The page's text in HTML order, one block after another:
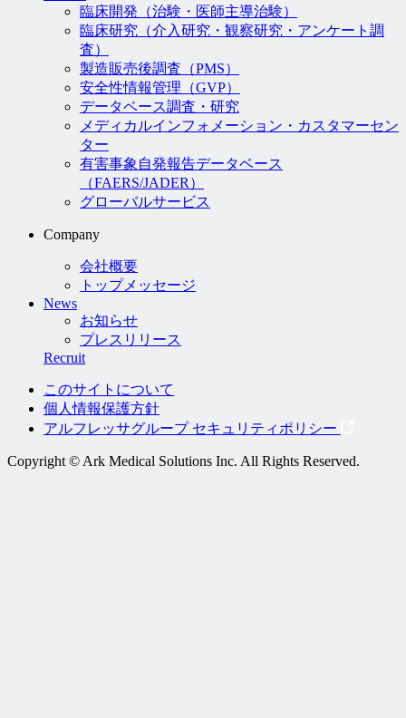
臨床開発（治験・医師主導治験）
臨床研究（介入研究・観察研究・アンケート調
査）
製造販売後調査（PMS）
安全性情報管理（GVP）
データベース調査・研究
メディカルインフォメーション・カスタマーセン
ター
有害事象自発報告データベース
（FAERS/JADER）
グローバルサービス
Company
会社概要
トップメッセージ
News
お知らせ
プレスリリース
Recruit
このサイトについて
個人情報保護方針
アルフレッサグループ セキュリティポリシー
Copyright © Ark Medical Solutions Inc. All Rights Reserved.